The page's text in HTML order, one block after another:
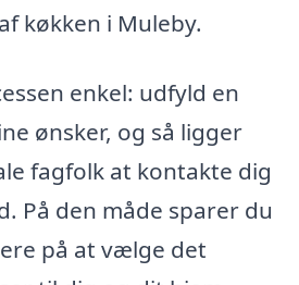
køkken i Muleby.
enkel: udfyld en
ønsker, og så ligger
fagfolk at kontakte dig
På den måde sparer du
på at vælge det